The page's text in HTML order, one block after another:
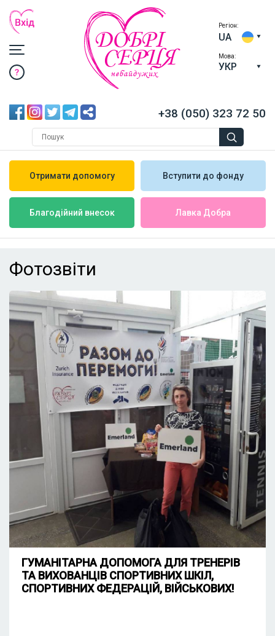
СЕРЦЯ
ДОБРІ
небайдужих
Регіон:
UA
Мова:
УКР
+38 (050) 323 72 50
Отримати допомогу Вступити до фонду
Благодійний внесок Лавка Добра
Фотозвіти
ГУМАНІТАРНА ДОПОМОГА ДЛЯ ТРЕНЕРІВ
ТА ВИХОВАНЦІВ СПОРТИВНИХ ШКІЛ,
СПОРТИВНИХ ФЕДЕРАЦІЙ, ВІЙСЬКОВИХ!